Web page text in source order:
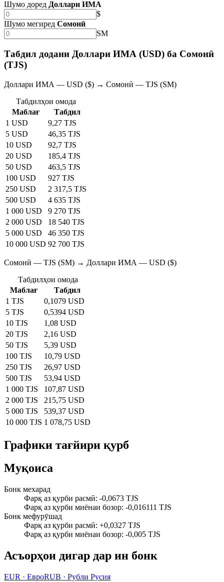
Шумо доред Доллари ИМА
$
Шумо мегиред Сомонӣ
SM
Табдил додани Доллари ИМА (USD) ба Сомонӣ
(TJS)
Доллари ИМА — USD ($) → Сомонӣ — TJS (SM)
Табдилҳои омода
Маблағ
Табдил
1 USD
9,27 TJS
5 USD
46,35 TJS
10 USD
92,7 TJS
20 USD
185,4 TJS
50 USD
463,5 TJS
100 USD
927 TJS
250 USD
2 317,5 TJS
500 USD
4 635 TJS
1 000 USD
9 270 TJS
2 000 USD
18 540 TJS
5 000 USD
46 350 TJS
10 000 USD 92 700 TJS
Сомонӣ — TJS (SM) → Доллари ИМА — USD ($)
Табдилҳои омода
Маблағ
Табдил
1 TJS
0,1079 USD
5 TJS
0,5394 USD
10 TJS
1,08 USD
20 TJS
2,16 USD
50 TJS
5,39 USD
100 TJS
10,79 USD
250 TJS
26,97 USD
500 TJS
53,94 USD
1 000 TJS
107,87 USD
2 000 TJS
215,75 USD
5 000 TJS
539,37 USD
10 000 TJS 1 078,75 USD
Графики тағйири қурб
Муқоиса
Бонк мехарад
Фарқ аз қурби расмӣ: -0,0673 TJS
Фарқ аз қурби миёнаи бозор: -0,016111 TJS
Бонк мефурӯшад
Фарқ аз қурби расмӣ: +0,0327 TJS
Фарқ аз қурби миёнаи бозор: -0,005 TJS
Асъорҳои дигар дар ин бонк
EUR · ЕвроRUB · Рубли Русия